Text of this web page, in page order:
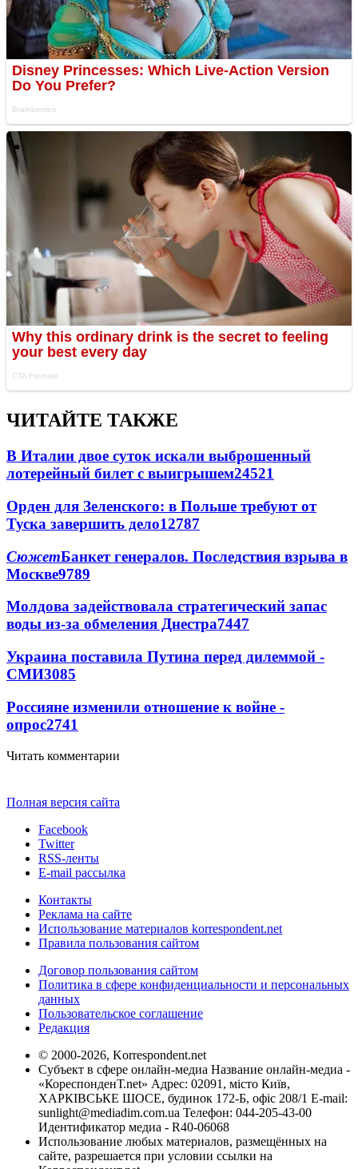
ЧИТАЙТЕ ТАКЖЕ
В Италии двое суток искали выброшенный
лотерейный билет с выигрышем24521
Орден для Зеленского: в Польше требуют от
Туска завершить дело12787
СюжетБанкет генералов. Последствия взрыва в
Москве9789
Молдова задействовала стратегический запас
воды из-за обмеления Днестра7447
Украина поставила Путина перед дилеммой -
СМИ3085
Россияне изменили отношение к войне -
опрос2741
Читать комментарии
Полная версия сайта
Facebook
Twitter
RSS-ленты
E-mail рассылка
Контакты
Реклама на сайте
Использование материалов korrespondent.net
Правила пользования сайтом
Договор пользования сайтом
Политика в сфере конфиденциальности и персональных
данных
Пользовательское соглашение
Редакция
© 2000-2026, Korrespondent.net
Субъект в сфере онлайн-медиа Название онлайн-медиа -
«КореспонденТ.net» Адрес: 02091, місто Київ,
ХАРКІВСЬКЕ ШОСЕ, будинок 172-Б, офіс 208/1 E-mail:
sunlight@mediadim.com.ua Телефон: 044-205-43-00
Идентификатор медиа - R40-06068
Использование любых материалов, размещённых на
сайте, разрешается при условии ссылки на